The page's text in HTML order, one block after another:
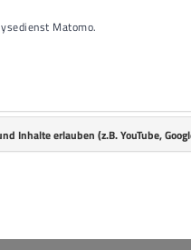
Matomo.
Inhalte erlauben (z.B. YouTube,